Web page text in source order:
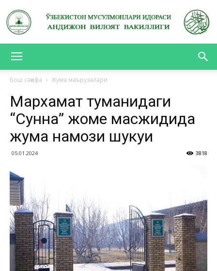
ВИЛОЯТ
ВАКИЛЛИГИ
Бош саҳифа Жума маърузалари
Мархамат туманидаги
“Сунна” жоме масжидида
жума намози шукуҳи
05.01.2024 3818